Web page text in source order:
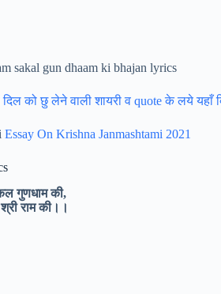
sakal gun dhaam ki bhajan lyrics
दिल को छु लेने वाली शायरी व quote के लये यहाँ
Essay On Krishna Janmashtami 2021
गुणधाम की,
राम की।।